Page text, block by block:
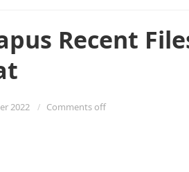
Recent
2022 Comments off